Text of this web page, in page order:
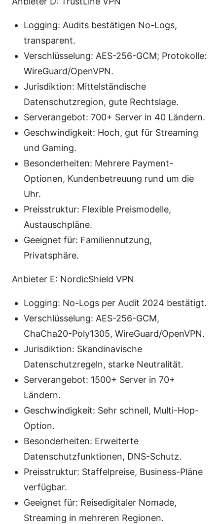
Logging: Audits bestätigen No-Logs,
transparent.
Verschlüsselung: AES-256-GCM; Protokolle:
WireGuard/OpenVPN.
Jurisdiktion: Mittelständische
Datenschutzregion, gute Rechtslage.
Serverangebot: 700+ Server in 40 Ländern.
Geschwindigkeit: Hoch, gut für Streaming
und Gaming.
Besonderheiten: Mehrere Payment-
Optionen, Kundenbetreuung rund um die
Uhr.
Preisstruktur: Flexible Preismodelle,
Austauschpläne.
Geeignet für: Familiennutzung,
Privatsphäre.
Anbieter E: NordicShield VPN
Logging: No-Logs per Audit 2024 bestätigt.
Verschlüsselung: AES-256-GCM,
ChaCha20-Poly1305, WireGuard/OpenVPN.
Jurisdiktion: Skandinavische
Datenschutzregeln, starke Neutralität.
Serverangebot: 1500+ Server in 70+
Ländern.
Geschwindigkeit: Sehr schnell, Multi-Hop-
Option.
Besonderheiten: Erweiterte
Datenschutzfunktionen, DNS-Schutz.
Preisstruktur: Staffelpreise, Business-Pläne
verfügbar.
Geeignet für: Reisedigitaler Nomade,
Streaming in mehreren Regionen.